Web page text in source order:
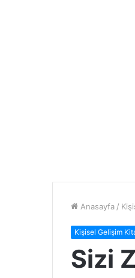
Anasayfa /
Kişisel Gelişim
Sizi